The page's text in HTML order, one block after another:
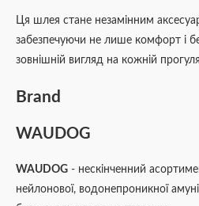
Ця шлея стане незамінним
забезпечуючи не лише комфорт і
зовнішній вигляд на кожній
Brand
WAUDOG
WAUDOG - нескінченний
нейлонової, водонепроникної